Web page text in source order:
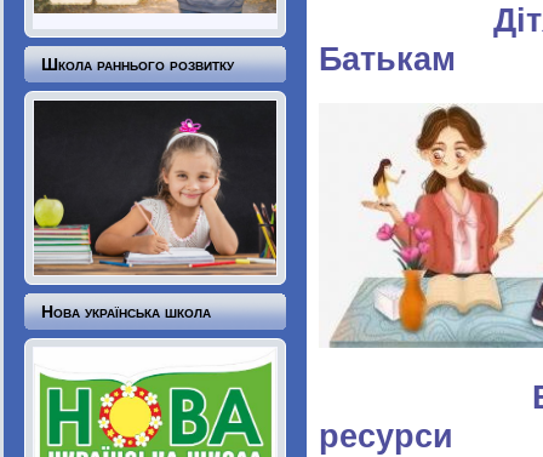
Школа раннього розвитку
Нова українська школа
Батькам
ресурси